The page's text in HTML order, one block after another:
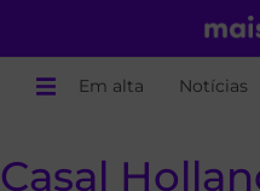
Em alta Notícias
Casal